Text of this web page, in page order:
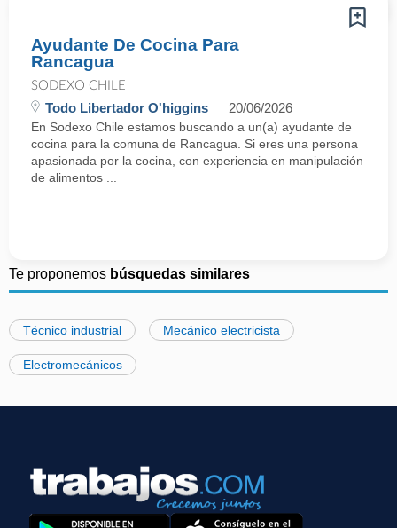
Ayudante De Cocina Para
Rancagua
SODEXO CHILE
Todo Libertador O'higgins 20/06/2026
En Sodexo Chile estamos buscando a un(a) ayudante de
cocina para la comuna de Rancagua. Si eres una persona
apasionada por la cocina, con experiencia en manipulación
de alimentos ...
Te proponemos búsquedas similares
Técnico industrial Mecánico electricista
Electromecánicos